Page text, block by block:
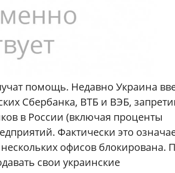
помощь. Недавно Украина
Сбербанка, ВТБ и ВЭБ,
в России (включая проценты
Фактически это
офисов блокирована.
свои украинские